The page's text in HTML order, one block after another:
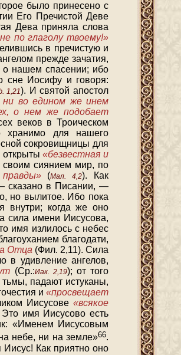
было принесено с
Его Пречистой Деве
Дева приняла слова
по глаголу твоему!»
в пречистую и
прежде зачатия,
о нашем спасении; ибо
сне Иосифу и говоря:
1,21). И святой апостол
во едином же инем
о нем же подобает
веков в Троическом
хранимо для нашего
сокровищницы для
открыты «безвестная и
своим сиянием мир, по
(Мал. 4,2). Как
сказано в Писании, —
но вылитое. Ибо пока
внутри; когда же оно
сила имени Иисусова,
имя излилось с небес
благодати,
Отца (Фил. 2,11). Сила
в удивление ангелов,
(Ср.:Иак. 2,19); от того
тьмы, падают истуканы,
и «просвещает
Иисусове«всякое
имя Иисусово есть
«Именем Иисусовым
небе, ни на земле»66.
Как приятно оно